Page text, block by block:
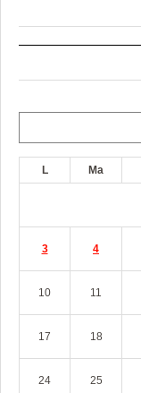
L Ma
3 4
10 11
17 18
24 25